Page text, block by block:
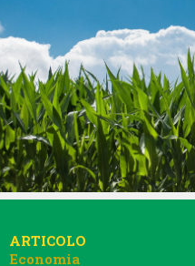
ARTICOLO
Economia